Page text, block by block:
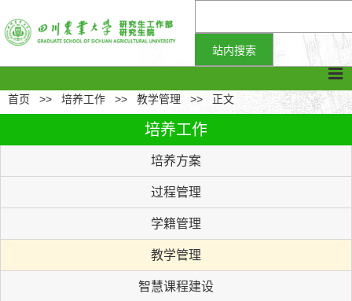
首页 >> 培养工作 >> 教学管理 >> 正文
培养工作
培养方案
过程管理
学籍管理
教学管理
智慧课程建设